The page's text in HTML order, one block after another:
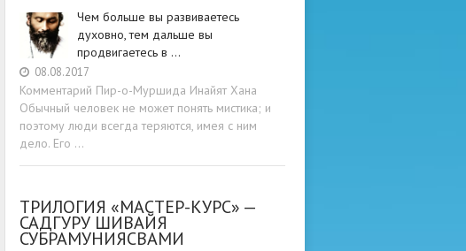
Чем больше вы развиваетесь
духовно, тем дальше вы
продвигаетесь в …
08.08.2017
Комментарий Пир-о-Муршида Инайят Хана
Обычный человек не может понять мистика; и
поэтому люди всегда теряются, имея с ним
дело. Его …
ТРИЛОГИЯ «МАСТЕР-КУРС» —
САДГУРУ ШИВАЙЯ
СУБРАМУНИЯСВАМИ